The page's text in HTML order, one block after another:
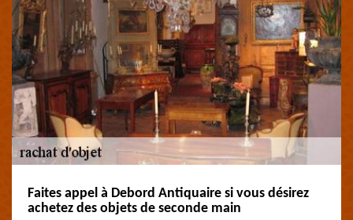
Faites appel à Debord Antiquaire si vous désirez
achetez des objets de seconde main